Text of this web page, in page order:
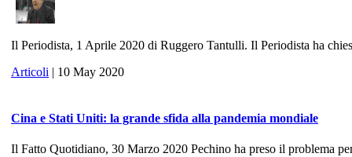
Il Periodista, 1 Aprile 2020 di Ruggero Tantulli. Il Periodista ha
Articoli | 10 May 2020
Cina e Stati Uniti: la grande sfida alla pandemia mondiale
Il Fatto Quotidiano, 30 Marzo 2020 Pechino ha preso il problema